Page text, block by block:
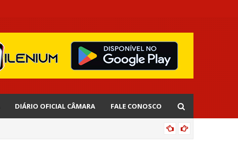
DIÁRIO OFICIAL CÂMARA FALE CONOSCO